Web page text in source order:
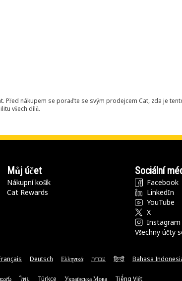
Před nákupem se poraďte se svým prodejcem Cat, zda je
všech dílů.
Můj účet
Nákupní košík
Cat Rewards
Sociální
Facebook
LinkedIn
YouTube
X
Instagram
Všechny účty
Deutsch Ελληνικά עברית हिन्दी Bahasa
ไทย Türkçe Українська Мова Tiếng Việt